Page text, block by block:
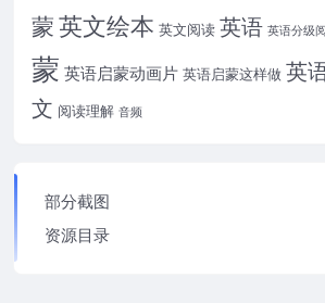
蒙英文绘本 英文阅读 英语 英语分级
蒙 英语启蒙动画片 英语启蒙这样做 英
文 阅读理解 音频
部分截图
资源目录